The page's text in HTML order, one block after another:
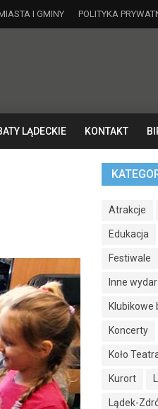
I GMINY POLITYKA
LĄDECKIE KONTAKT
Atrakcje
Edukacja
Festiwale
Inne
Klubikowe
Koncerty
Koło
Kurort
Lądek-